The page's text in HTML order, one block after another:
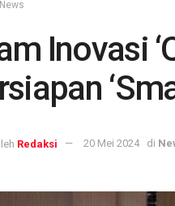
News
Inovasi
Redaksi 20 Mei 2024 di